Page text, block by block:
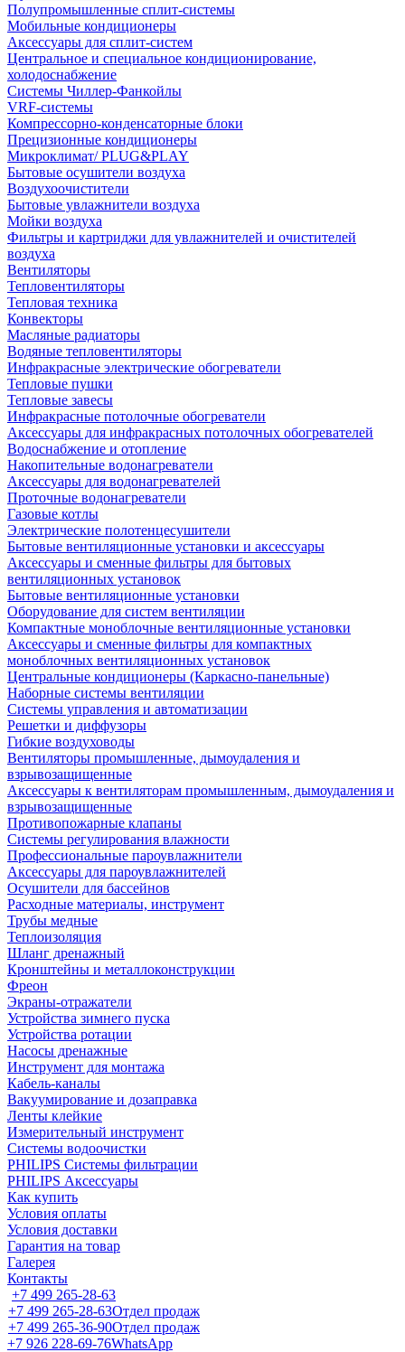
Полупромышленные сплит-системы
Мобильные кондиционеры
Аксессуары для сплит-систем
Центральное и специальное кондиционирование,
холодоснабжение
Системы Чиллер-Фанкойлы
VRF-системы
Компрессорно-конденсаторные блоки
Прецизионные кондиционеры
Микроклимат/ PLUG&PLAY
Бытовые осушители воздуха
Воздухоочистители
Бытовые увлажнители воздуха
Мойки воздуха
Фильтры и картриджи для увлажнителей и очистителей
воздуха
Вентиляторы
Тепловентиляторы
Тепловая техника
Конвекторы
Масляные радиаторы
Водяные тепловентиляторы
Инфракрасные электрические обогреватели
Тепловые пушки
Тепловые завесы
Инфракрасные потолочные обогреватели
Аксессуары для инфракрасных потолочных обогревателей
Водоснабжение и отопление
Накопительные водонагреватели
Аксессуары для водонагревателей
Проточные водонагреватели
Газовые котлы
Электрические полотенцесушители
Бытовые вентиляционные установки и аксессуары
Аксессуары и сменные фильтры для бытовых
вентиляционных установок
Бытовые вентиляционные установки
Оборудование для систем вентиляции
Компактные моноблочные вентиляционные установки
Аксессуары и сменные фильтры для компактных
моноблочных вентиляционных установок
Центральные кондиционеры (Каркасно-панельные)
Наборные системы вентиляции
Системы управления и автоматизации
Решетки и диффузоры
Гибкие воздуховоды
Вентиляторы промышленные, дымоудаления и
взрывозащищенные
Аксессуары к вентиляторам промышленным, дымоудаления и
взрывозащищенные
Противопожарные клапаны
Системы регулирования влажности
Профессиональные пароувлажнители
Аксессуары для пароувлажнителей
Осушители для бассейнов
Расходные материалы, инструмент
Трубы медные
Теплоизоляция
Шланг дренажный
Кронштейны и металлоконструкции
Фреон
Экраны-отражатели
Устройства зимнего пуска
Устройства ротации
Насосы дренажные
Инструмент для монтажа
Кабель-каналы
Вакуумирование и дозаправка
Ленты клейкие
Измерительный инструмент
Системы водоочистки
PHILIPS Системы фильтрации
PHILIPS Аксессуары
Как купить
Условия оплаты
Условия доставки
Гарантия на товар
Галерея
Контакты
+7 499 265-28-63
+7 499 265-28-63Отдел продаж
+7 499 265-36-90Отдел продаж
+7 926 228-69-76WhatsApp